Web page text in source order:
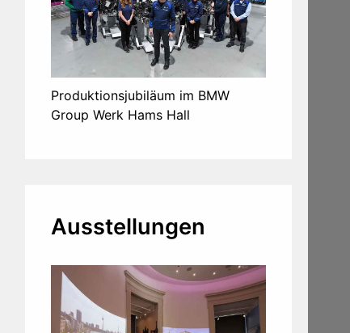
Produktionsjubiläum im BMW
Group Werk Hams Hall
Ausstellungen